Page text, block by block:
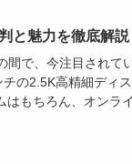
と魅力を徹底解説
間で、今注目されて
の2.5K高精細ディ
はもちろん、オンラ